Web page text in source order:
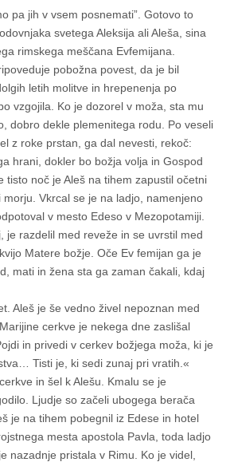
pa jih v vsem posnemati”. Gotovo to
svetega Aleksija ali Aleša, sina
rimskega meščana Evfemijana.
pobožna povest, da je bil
letih molitve in hrepenenja po
vzgojila. Ko je dozorel v moža, sta mu
dobro dekle plemenitega rodu. Po veseli
z roke prstan, ga dal nevesti, rekoč:
hrani, dokler bo božja volja in Gospod
tisto noč je Aleš na tihem zapustil očetni
Vkrcal se je na ladjo, namenjeno
v mesto Edeso v Mezopotamiji.
je razdelil med reveže in se uvrstil med
Matere božje. Oče Ev femijan ga je
mati in žena sta ga zaman čakali, kdaj
Aleš je še vedno živel nepoznan med
cerkve je nekega dne zaslišal
in privedi v cerkev božjega moža, ki je
Tisti je, ki sedi zunaj pri vratih.«
in šel k Alešu. Kmalu se je
Ljudje so začeli ubogega berača
je na tihem pobegnil iz Edese in hotel
mesta apostola Pavla, toda ladjo
nazadnje pristala v Rimu. Ko je videl,